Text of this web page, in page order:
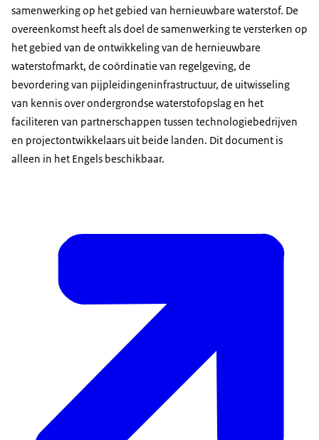
samenwerking op het gebied van hernieuwbare waterstof. De
overeenkomst heeft als doel de samenwerking te versterken op
het gebied van de ontwikkeling van de hernieuwbare
waterstofmarkt, de coördinatie van regelgeving, de
bevordering van pijpleidingeninfrastructuur, de uitwisseling
van kennis over ondergrondse waterstofopslag en het
faciliteren van partnerschappen tussen technologiebedrijven
en projectontwikkelaars uit beide landen. Dit document is
alleen in het Engels beschikbaar.